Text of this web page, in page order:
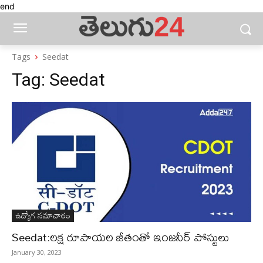
end
Tags Seedat
Tag: Seedat
ఉద్యోగ సమాచారం
Seedat:లక్ష రూపాయల జీతంతో ఇంజనీర్ పోస్టులు
January 30, 2023